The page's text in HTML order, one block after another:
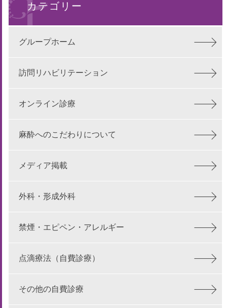
カテゴリー
グループホーム
訪問リハビリテーション
オンライン診療
麻酔へのこだわりについて
メディア掲載
外科・形成外科
禁煙・エピペン・アレルギー
点滴療法（自費診療）
その他の自費診療